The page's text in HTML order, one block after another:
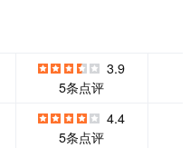
和视频，备份手机
数据到电脑和云
端。
3.9
5条点评
4.4
5条点评